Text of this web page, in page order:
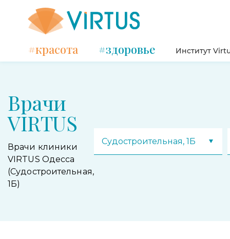
#красота #здоровье Институт
Врачи
VIRTUS
Врачи клиники
VIRTUS Одесса
(Судостроительная,
1Б)
Судостроительная, 1Б